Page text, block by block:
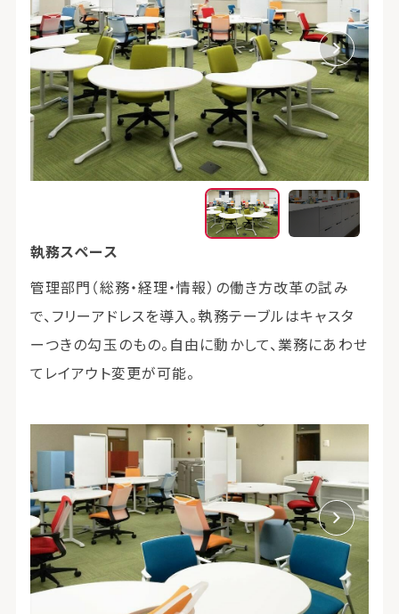
執務スペース
管理部門（総務・経理・情報）の働き方改革の試み
で、フリーアドレスを導入。執務テーブルはキャスタ
ーつきの勾玉のもの。自由に動かして、業務にあわせ
てレイアウト変更が可能。